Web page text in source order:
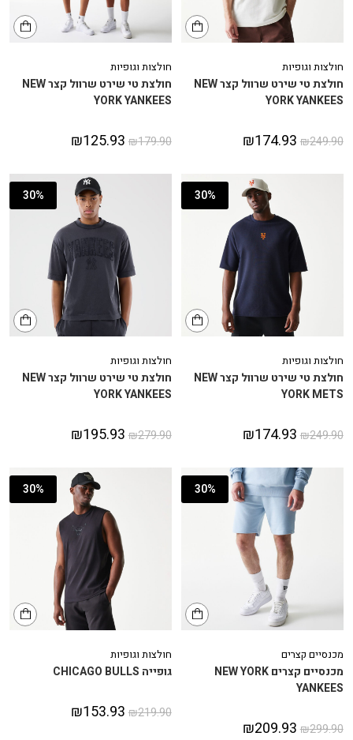
חולצות וגופיות
חולצת טי שירט שרוול קצר NEW
YORK YANKEES
₪249.90
₪174.93
חולצות וגופיות
חולצת טי שירט שרוול קצר NEW
YORK YANKEES
₪179.90
₪125.93
30%
חולצות וגופיות
חולצת טי שירט שרוול קצר NEW
YORK METS
₪249.90
₪174.93
30%
חולצות וגופיות
חולצת טי שירט שרוול קצר NEW
YORK YANKEES
₪279.90
₪195.93
30%
מכנסיים קצרים
מכנסיים קצרים NEW YORK
YANKEES
₪299.90
₪209.93
30%
חולצות וגופיות
גופייה CHICAGO BULLS
₪219.90
₪153.93